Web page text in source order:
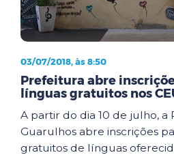
03/07/2018, às 8:50
Prefeitura abre
línguas gratuitos nos
A partir do dia 10 de julho, a
Guarulhos abre inscrições
gratuitos de línguas